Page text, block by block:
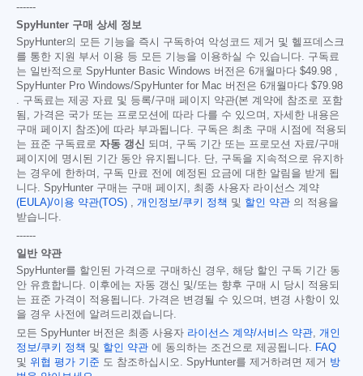
------
SpyHunter 구매 상세 정보
SpyHunter의 모든 기능을 즉시 구독하여 악성코드 제거 및 헬프데스크
를 통한 지원 부서 이용 등 모든 기능을 이용하실 수 있습니다. 구독료
는 일반적으로 SpyHunter Basic Windows 버전은 6개월마다 $49.98 ,
SpyHunter Pro Windows/SpyHunter for Mac 버전은 6개월마다 $79.98
. 구독료는 제공 자료 및 등록/구매 페이지 약관(본 계약에 참조로 포함
됨, 가격은 국가 또는 프로모션에 따라 다를 수 있으며, 자세한 내용은
구매 페이지 참조)에 따라 부과됩니다. 구독은 최초 구매 시점에 적용되
는 표준 구독료로 자동 갱신 되며, 구독 기간 또는 프로모션 자료/구매
페이지에 명시된 기간 동안 유지됩니다. 단, 구독을 지속적으로 유지하
는 경우에 한하며, 구독 만료 전에 예정된 요금에 대한 알림을 받게 됩
니다. SpyHunter 구매는 구매 페이지, 최종 사용자 라이선스 계약
(EULA)/이용 약관(TOS) , 개인정보/쿠키 정책 및 할인 약관 의 적용을
받습니다.
------
일반 약관
SpyHunter를 할인된 가격으로 구매하신 경우, 해당 할인 구독 기간 동
안 유효합니다. 이후에는 자동 갱신 및/또는 향후 구매 시 당시 적용되
는 표준 가격이 적용됩니다. 가격은 변경될 수 있으며, 변경 사항이 있
을 경우 사전에 알려드리겠습니다.
모든 SpyHunter 버전은 최종 사용자 라이선스 계약/서비스 약관, 개인
정보/쿠키 정책 및 할인 약관 에 동의하는 조건으로 제공됩니다. FAQ
및 위협 평가 기준 도 참조하십시오. SpyHunter를 제거하려면 제거 방